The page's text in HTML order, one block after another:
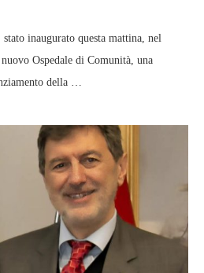
inaugurato questa mattina, nel
Ospedale di Comunità, una
della …